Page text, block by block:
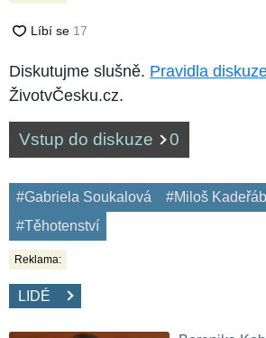
Diskutujme slušně. Pravidla
ŽivotvČesku.cz.
Vstup do diskuze 0
#Gabriela Soukalová #Miloš
#Těhotenství
Reklama:
LIDÉ